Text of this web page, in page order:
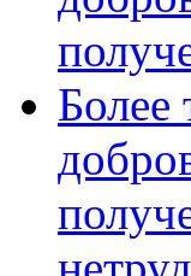
Более